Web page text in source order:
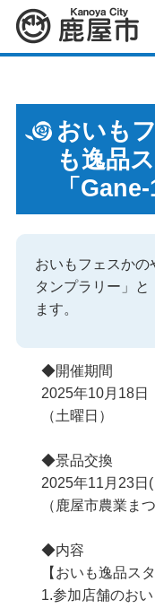
鹿屋市
おいも
も逸品
「
おいもフェスかの
タンプラリー」と
ます。
◆開催期間
2025年10月18日
（土曜日）
◆景品交換
2025年11月23
（鹿屋市農業ま
◆内容
【おいも逸品ス
1.参加店舗のお